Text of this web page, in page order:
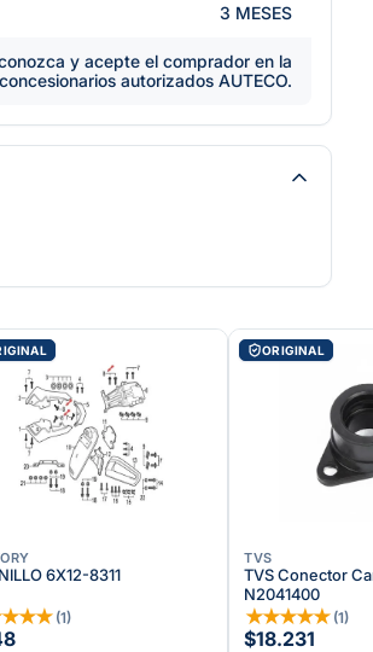
3 MESES
y acepte el comprador en la
autorizados AUTECO.
6X12-8311
★★★ (1)
ORIGINAL
TVS
TVS Conector
N2041400
★★★★★ (1)
$18.231